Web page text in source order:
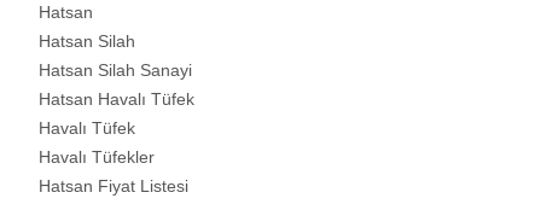
Hatsan
Hatsan Silah
Hatsan Silah Sanayi
Hatsan Havalı Tüfek
Havalı Tüfek
Havalı Tüfekler
Hatsan Fiyat Listesi